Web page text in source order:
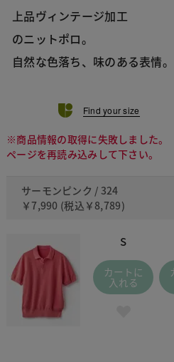
上品ヴィンテージ加工
のニットポロ。
自然な色落ち、味のある表情。
Find your size
※商品情報の取得に失敗しました。
ページを再読み込みして下さい。
サーモンピンク / 324
￥7,990 (税込 ￥8,789)
S
カートに
入れる